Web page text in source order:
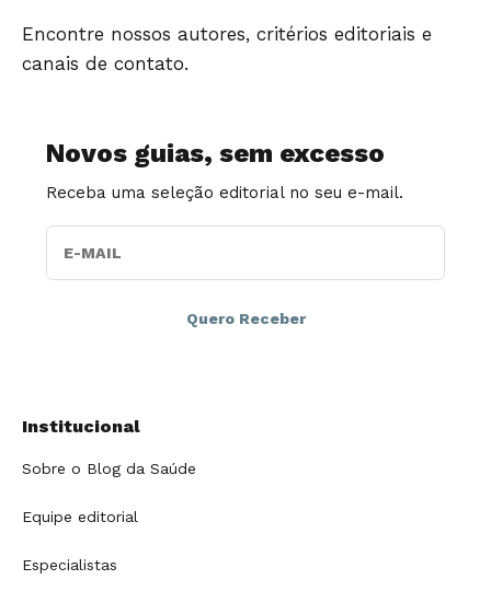
Encontre nossos autores, critérios editoriais e
canais de contato.
Novos guias, sem excesso
Receba uma seleção editorial no seu e-mail.
Institucional
Sobre o Blog da Saúde
Equipe editorial
Especialistas